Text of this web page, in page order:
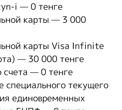
i — 0 тенге
карты — 3 000
карты Visa Infinite
— 30 000 тенге
— 0 тенге
специального текущего
единовременных